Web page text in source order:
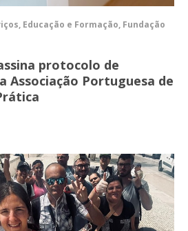
Educação e Formação, Fundação
protocolo de
Associação Portuguesa de